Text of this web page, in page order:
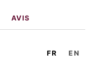
AVIS
FR EN